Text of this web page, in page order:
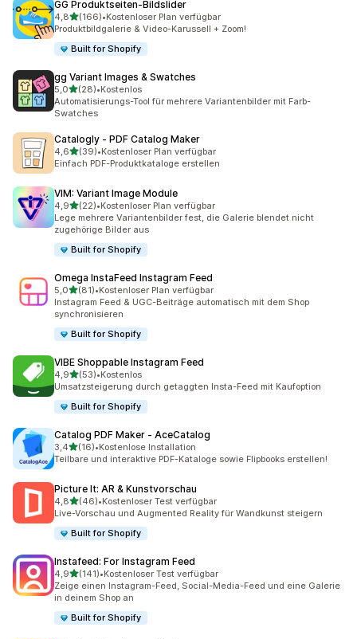
GG Produktseiten‑Bildslider
4,8von 5 Sternen
(166)
166 Rezensionen insgesamt
•Kostenloser Plan verfügbar
Produktbildgalerie & Video-Karussell + Zoom!
Built for Shopify
gg Variant Images & Swatches
5,0von 5 Sternen
(28)
28 Rezensionen insgesamt
•Kostenlos
Automatisierungs-Tool für mehrere Variantenbilder mit Farb-
Swatches
Catalogly ‑ PDF Catalog Maker
4,6von 5 Sternen
(39)
39 Rezensionen insgesamt
•Kostenloser Plan verfügbar
Einfach PDF-Produktkataloge erstellen
VIM: Variant Image Module
4,9von 5 Sternen
(22)
22 Rezensionen insgesamt
•Kostenloser Plan verfügbar
Lege mehrere Variantenbilder fest, die Galerie blendet nicht
zugehörige Bilder aus
Built for Shopify
Omega InstaFeed Instagram Feed
5,0von 5 Sternen
(81)
81 Rezensionen insgesamt
•Kostenloser Plan verfügbar
Instagram Feed & UGC-Beiträge automatisch mit dem Shop
synchronisieren
Built for Shopify
VIBE Shoppable Instagram Feed
4,9von 5 Sternen
(53)
53 Rezensionen insgesamt
•Kostenlos
Umsatzsteigerung durch getaggten Insta-Feed mit Kaufoption
Built for Shopify
Catalog PDF Maker ‑ AceCatalog
3,4von 5 Sternen
(16)
16 Rezensionen insgesamt
•Kostenlose Installation
Teilbare und interaktive PDF-Kataloge sowie Flipbooks erstellen!
Picture It: AR & Kunstvorschau
4,8von 5 Sternen
(46)
46 Rezensionen insgesamt
•Kostenloser Test verfügbar
Live-Vorschau und Augmented Reality für Wandkunst steigern
Built for Shopify
Instafeed: For Instagram Feed
4,9von 5 Sternen
(141)
141 Rezensionen insgesamt
•Kostenloser Test verfügbar
Zeige einen Instagram-Feed, Social-Media-Feed und eine Galerie
in deinem Shop an
Built for Shopify